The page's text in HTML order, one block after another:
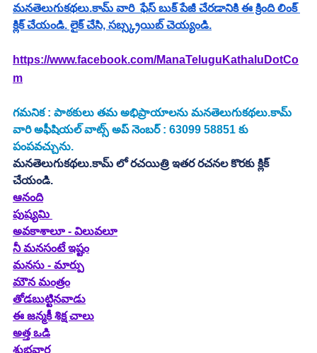
మనతెలుగుకథలు.కామ్ వారి  ఫేస్ బుక్ పేజీ చేరడానికి ఈ క్రింది లింక్
క్లిక్ చేయండి. లైక్ చేసి, సబ్స్క్రయిబ్ చెయ్యండి.
https://www.facebook.com/ManaTeluguKathaluDotCo
m
గమనిక : పాఠకులు తమ అభిప్రాయాలను మనతెలుగుకథలు.కామ్
వారి అఫీషియల్ వాట్స్ అప్ నెంబర్ : 63099 58851 కు
పంపవచ్చును.
మనతెలుగుకథలు.కామ్ లో రచయిత్రి ఇతర రచనల కొరకు క్లిక్
చేయండి.
ఆనంది
పుష్యమి
అవకాశాలూ - విలువలూ
నీ మనసంటే ఇష్టం
మనసు - మార్పు
మౌన మంత్రం
తోడబుట్టినవాడు
ఈ జన్మకీ శిక్ష చాలు
అత్త ఒడి
శుభవార్త